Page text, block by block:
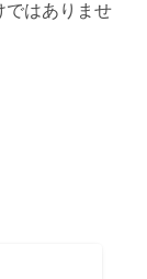
ではありませ